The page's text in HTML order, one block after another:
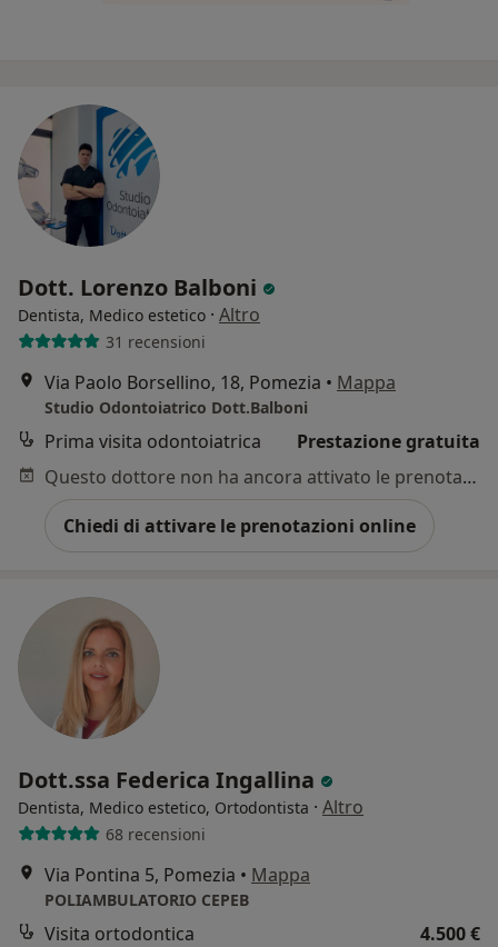
Dott. Lorenzo Balboni
Dentista, Medico estetico · Altro
31 recensioni
Via Paolo Borsellino, 18, Pomezia • Mappa
Studio Odontoiatrico Dott.Balboni
Prima visita odontoiatrica
Prestazione gratuita
Questo dottore non ha ancora attivato le prenotazioni online presso questo indirizzo.
Chiedi di attivare le prenotazioni online
Dott.ssa Federica Ingallina
Dentista, Medico estetico, Ortodontista · Altro
68 recensioni
Via Pontina 5, Pomezia • Mappa
POLIAMBULATORIO CEPEB
Visita ortodontica
4.500 €